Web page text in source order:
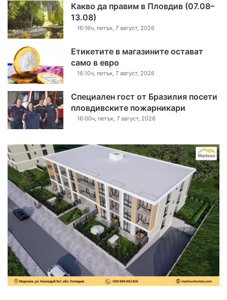
Какво да правим в Пловдив (07.08–
13.08)
16:16ч, петък, 7 август, 2026
Етикетите в магазините остават
само в евро
16:10ч, петък, 7 август, 2026
Специален гост от Бразилия посети
пловдивските пожарникари
16:00ч, петък, 7 август, 2026